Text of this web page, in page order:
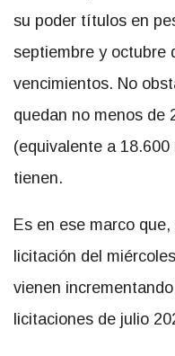
su poder títulos en
septiembre y octubre
vencimientos. No
quedan no menos de
(equivalente a
tienen.
Es en ese marco
licitación del
vienen
licitaciones de julio